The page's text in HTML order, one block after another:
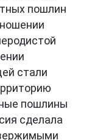
пошлин
стали
пошлины
сделала